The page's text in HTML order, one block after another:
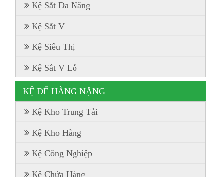
Kệ Sắt Đa Năng
Kệ Sắt V
Kệ Siêu Thị
Kệ Sắt V Lỗ
KỆ ĐỂ HÀNG NẶNG
Kệ Kho Trung Tải
Kệ Kho Hàng
Kệ Công Nghiệp
Kệ Chứa Hàng